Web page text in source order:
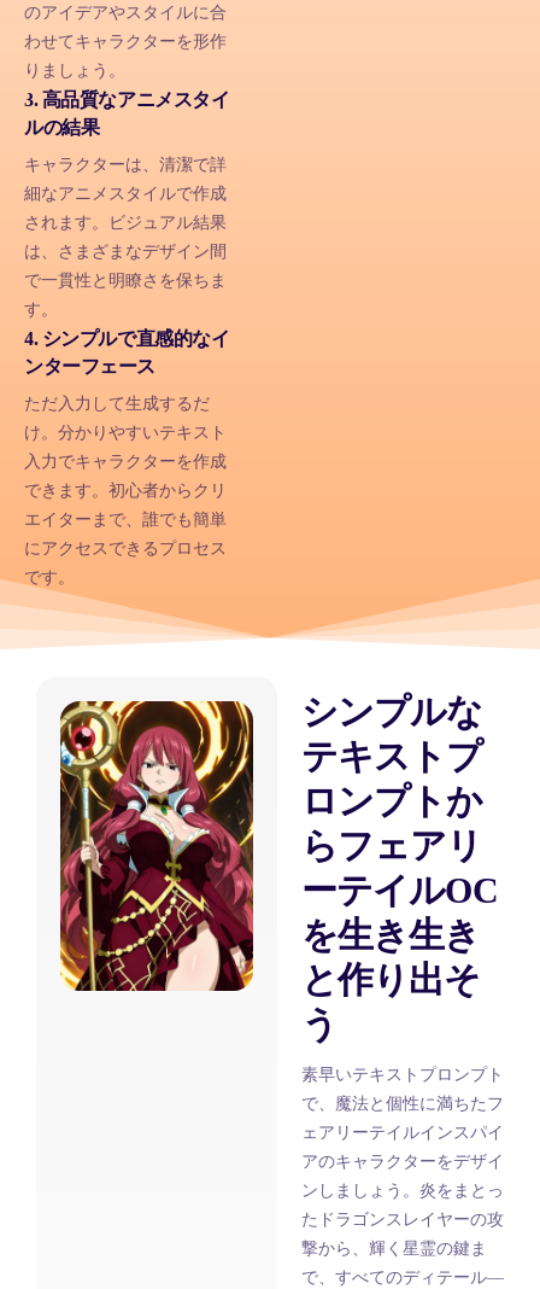
のアイデアやスタイルに合
わせてキャラクターを形作
りましょう。
3. 高品質なアニメスタイ
ルの結果
キャラクターは、清潔で詳
細なアニメスタイルで作成
されます。ビジュアル結果
は、さまざまなデザイン間
で一貫性と明瞭さを保ちま
す。
4. シンプルで直感的なイ
ンターフェース
ただ入力して生成するだ
け。分かりやすいテキスト
入力でキャラクターを作成
できます。初心者からクリ
エイターまで、誰でも簡単
にアクセスできるプロセス
です。
シンプルな
テキストプ
ロンプトか
らフェアリ
ーテイルOC
を生き生き
と作り出そ
う
素早いテキストプロンプト
で、魔法と個性に満ちたフ
ェアリーテイルインスパイ
アのキャラクターをデザイ
ンしましょう。炎をまとっ
たドラゴンスレイヤーの攻
撃から、輝く星霊の鍵ま
で、すべてのディテール—